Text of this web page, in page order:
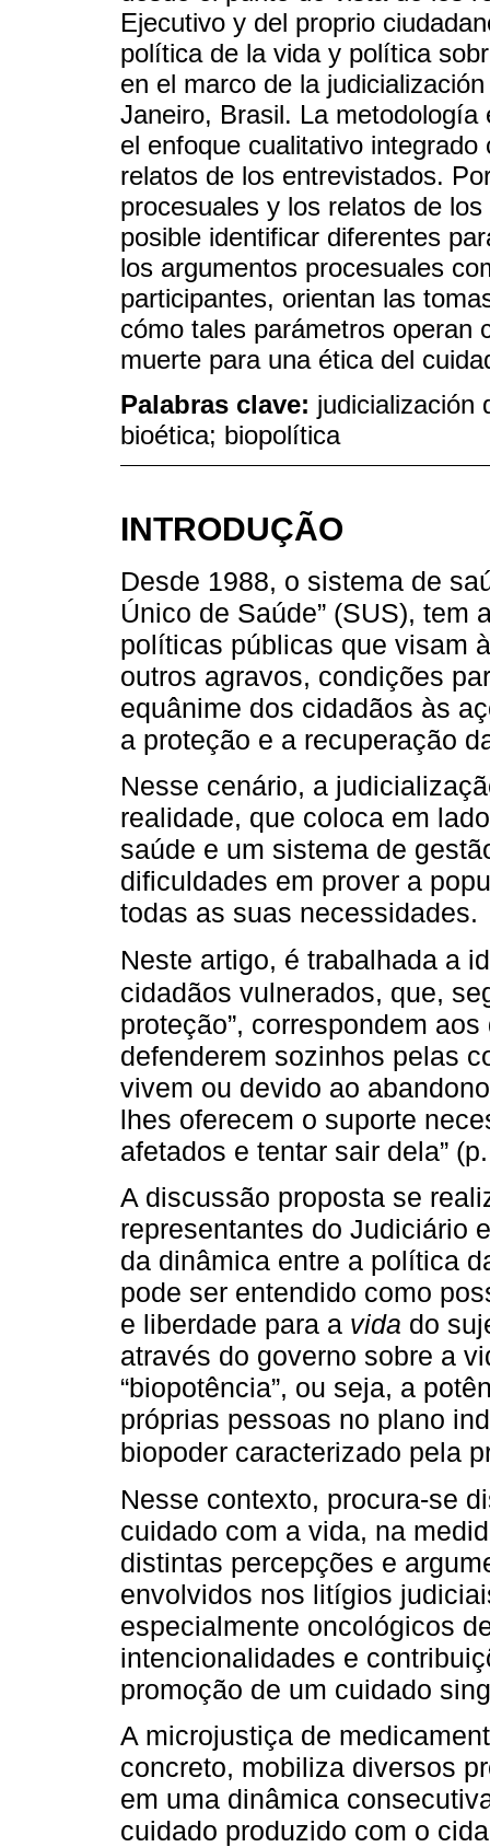
Ejecutivo y del proprio
política de la vida y política
en el marco de la
Janeiro, Brasil. La
el enfoque cualitativo
relatos de los entrevistados.
procesuales y los relatos de
posible identificar diferentes
los argumentos procesuales
participantes, orientan las
cómo tales parámetros operan
muerte para una ética del
Palabras clave: judicialización
bioética; biopolítica
INTRODUÇÃO
Desde 1988, o sistema de
Único de Saúde” (SUS), tem
políticas públicas que visam
outros agravos, condições
equânime dos cidadãos às
a proteção e a recuperação
Nesse cenário, a
realidade, que coloca em
saúde e um sistema de
dificuldades em prover a
todas as suas necessidades.
Neste artigo, é trabalhada a
cidadãos vulnerados, que,
proteção”, correspondem
defenderem sozinhos pelas
vivem ou devido ao
lhes oferecem o suporte
afetados e tentar sair dela”
A discussão proposta se
representantes do Judiciário
da dinâmica entre a política
pode ser entendido como
e liberdade para a vida do
através do governo sobre a
“biopotência”, ou seja, a
próprias pessoas no plano
biopoder caracterizado pela
Nesse contexto, procura-se
cuidado com a vida, na
distintas percepções e
envolvidos nos litígios
especialmente oncológicos
intencionalidades e
promoção de um cuidado
A microjustiça de
concreto, mobiliza diversos
em uma dinâmica
cuidado produzido com o